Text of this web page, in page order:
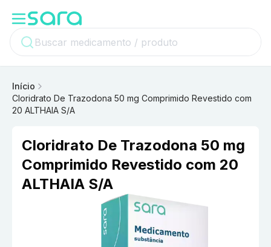
Início
Cloridrato De Trazodona 50 mg Comprimido Revestido com
20 ALTHAIA S/A
Cloridrato De Trazodona 50 mg
Comprimido Revestido com 20
ALTHAIA S/A